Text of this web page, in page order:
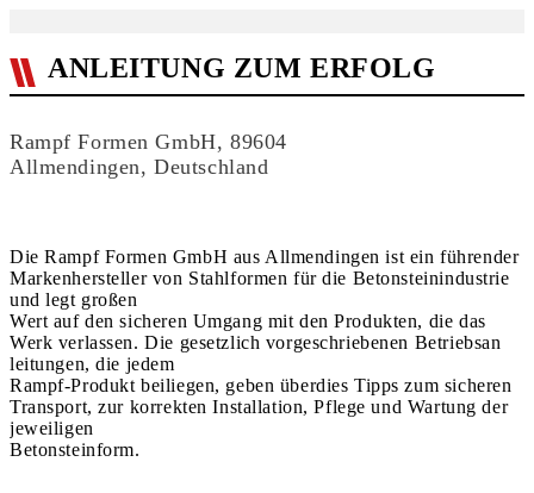
ANLEITUNG ZUM ERFOLG
Rampf Formen GmbH, 89604
Allmendingen, Deutschland
Die Rampf Formen GmbH aus Allmendingen ist ein führender
Markenhersteller von Stahlformen für die Betonsteinindustrie
und legt großen
Wert auf den sicheren Umgang mit den Produkten, die das
Werk verlassen. Die gesetzlich vorgeschriebenen Betriebsan
leitungen, die jedem
Rampf-Produkt beiliegen, geben überdies Tipps zum sicheren
Transport, zur korrekten Installation, Pflege und Wartung der
jeweiligen
Betonsteinform.